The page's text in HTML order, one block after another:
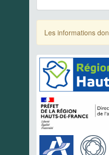
Les informations